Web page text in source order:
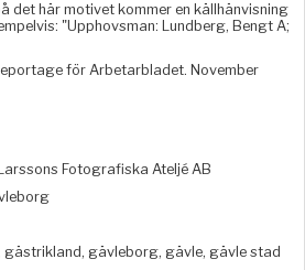
det här motivet kommer en källhänvisning
"Upphovsman: Lundberg, Bengt A;
för Arbetarbladet. November
Fotografiska Ateljé AB
gästrikland, gävleborg, gävle, gävle stad